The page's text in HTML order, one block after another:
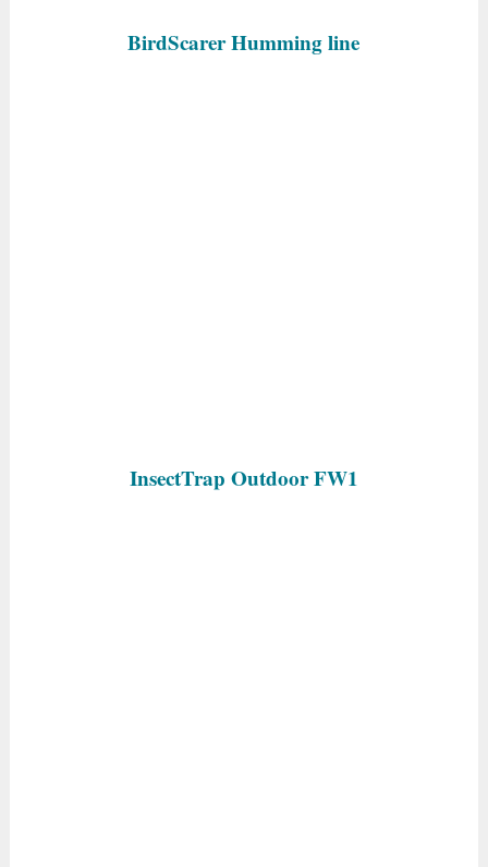
BirdScarer Humming line
InsectTrap Outdoor FW1